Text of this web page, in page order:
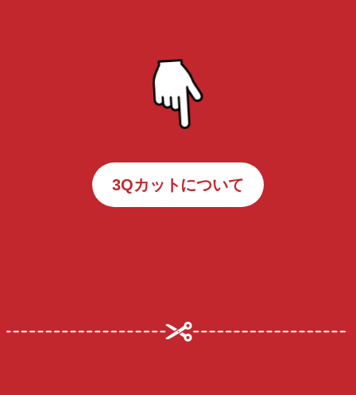
3Qカットについて